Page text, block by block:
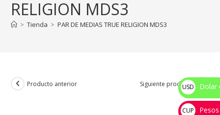
RELIGION MDS3
> Tienda > PAR DE MEDIAS TRUE RELIGION MDS3
Producto anterior Siguiente producto
USD
$
Dolar
CUP
Pesos